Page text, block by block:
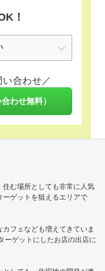
！
い合わせ／
合わせ無料）
む場所としても非常に人気
ゲットを狙えるエリアで
カフェなども増えてきていま
ーゲットにしたお店の出店に